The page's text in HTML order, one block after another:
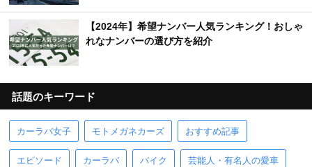
【2024年】希望ナンバー人気ランキング！おしゃ
れなナンバーの選び方を紹介
話題のキーワード
カーラバ女子 モトメガネカーズ おすすめ記事
エピソード カーラバ バイク 芸能人・有名人の愛車